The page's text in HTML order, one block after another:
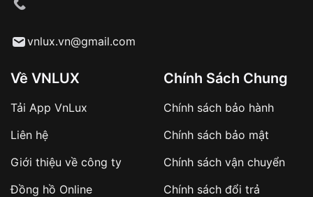
Từ khóa SEO:
sản phẩm đặc biệt
hàng
Số tiền còn lại thanh toán khi nhận hàng hoặc
vnlux.vn@gmail.com
Về VNLUX
Tải App VnLux
Liên hệ
Giới thiệu về công ty
Đồng hồ Online
Chính Sách Chung
Chính sách bảo hành
Chính sách bảo mật
Chính sách vận chuyển
Chính sách đổi trả